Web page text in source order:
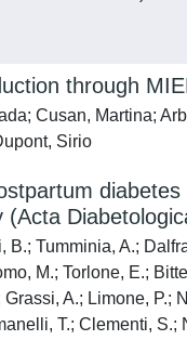
through
Cusan, Martina;
Sirio
Tumminia, A.;
M.; Torlone, E.;
A.; Limone,
T.; Clementi,